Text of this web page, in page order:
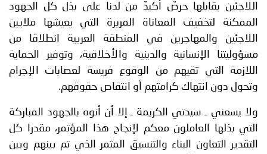
اللاجئين يقابلها حرصٌ أكيدٌ من لدنا على بذل كل الجهود
الممكنة لتخفيف المعاناة المريرة التي يعيشها ملايين
اللاجئين والمهاجرين في المنطقة العربية انطلاقا من
مسؤوليتنا الإنسانية والدينية والأخلاقية، وتوفير الحماية
اللازمة التي تقيهم من الوقوع فريسة لعصابات الإجرام
وتحول دون انتهاك كرامتهم أو انتقاص حقوقهم.
ولا يسعني ـ سيدتي الكريمة ـ إلا أن أنوه بالجهود المباركة
التي بذلها العاملون معكم لإنجاح هذا المؤتمر، مقدرا كل
التقدير التعاون البناء والتنسيق المثمر الذي تم بينهم وبين